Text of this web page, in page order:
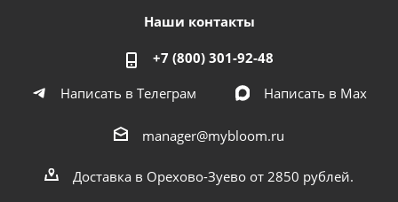
Наши контакты
+7 (800) 301-92-48
Написать в Телеграм
Написать в Мах
manager@mybloom.ru
Доставка в Орехово-Зуево от 2850 рублей.